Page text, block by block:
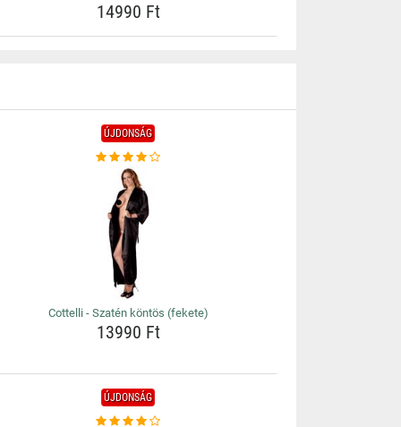
14990 Ft
ÚJDONSÁG
Cottelli - Szatén köntös (fekete)
13990 Ft
ÚJDONSÁG